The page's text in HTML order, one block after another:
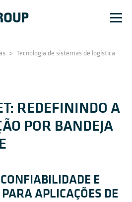
> Tecnologia de sistemas de logística
REDEFININDO A
POR BANDEJA
E
APLICAÇÕES DE